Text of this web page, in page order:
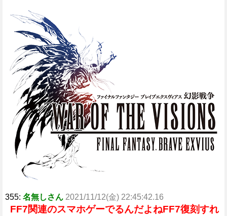
355: 名無しさん 2021/11/12(金) 22:45:42.16
FF7関連のスマホゲーでるんだよねFF7復刻すれ